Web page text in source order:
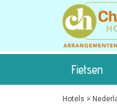
Fietsen
Hotels >